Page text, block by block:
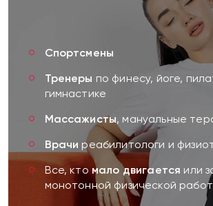
Спортсмены
Тренеры по финесу, йоге,
гимнастике
Массажисты, мануальные
Врачи реабилитологи и
Все, кто мало двигается или
монотонной физической